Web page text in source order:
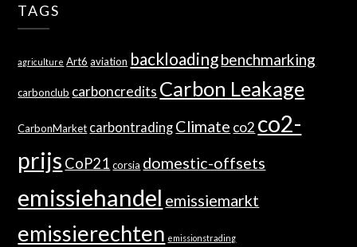
TAGS
agriculture Art6 aviation backloadingbenchmarking
carbonclub carboncredits Carbon Leakage
CarbonMarket carbontrading Climate co2 co2-
prijs CoP21 corsia domestic-offsets
emissiehandel emissiemarkt
emissierechten emissionstrading